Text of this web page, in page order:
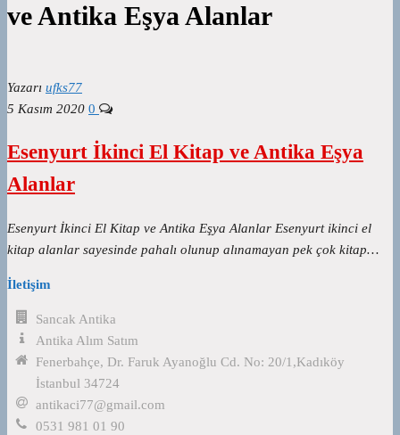
ve Antika Eşya Alanlar
Yazarı ufks77
5 Kasım 2020 0
Esenyurt İkinci El Kitap ve Antika Eşya
Alanlar
Esenyurt İkinci El Kitap ve Antika Eşya Alanlar Esenyurt ikinci el
kitap alanlar sayesinde pahalı olunup alınamayan pek çok kitap…
İletişim
Sancak Antika
Antika Alım Satım
Fenerbahçe, Dr. Faruk Ayanoğlu Cd. No: 20/1,Kadıköy
İstanbul 34724
antikaci77@gmail.com
0531 981 01 90